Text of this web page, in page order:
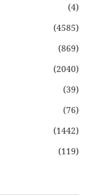
(4)
(4585)
(869)
(2040)
(39)
(76)
(1442)
(119)